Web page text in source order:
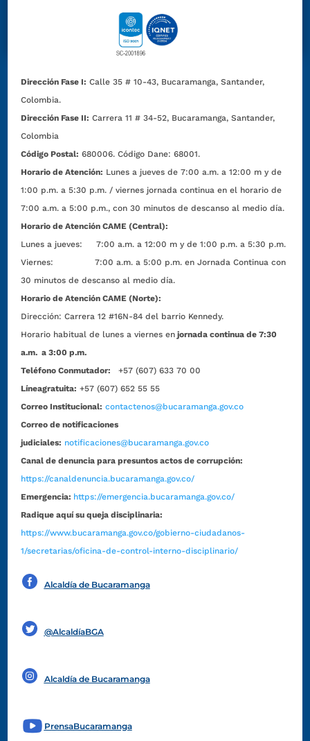
Dirección Fase I: Calle 35 # 10-43, Bucaramanga, Santander,
Colombia.
Dirección Fase II: Carrera 11 # 34-52, Bucaramanga, Santander,
Colombia
Código Postal: 680006. Código Dane: 68001.
Horario de Atención: Lunes a jueves de 7:00 a.m. a 12:00 m y de
1:00 p.m. a 5:30 p.m. / viernes jornada continua en el horario de
7:00 a.m. a 5:00 p.m., con 30 minutos de descanso al medio día.
Horario de Atención CAME (Central):
Lunes a jueves: 7:00 a.m. a 12:00 m y de 1:00 p.m. a 5:30 p.m.
Viernes: 7:00 a.m. a 5:00 p.m. en Jornada Continua con
30 minutos de descanso al medio día.
Horario de Atención CAME (Norte):
Dirección:Carrera 12 #16N-84 del barrio Kennedy.
Horario habitual de lunes a viernes en jornada continua de 7:30
a.m. a 3:00 p.m.
Teléfono Conmutador:
+57 (607) 633 70 00
Líneagratuita: +57 (607) 652 55 55
Correo Institucional: contactenos@bucaramanga.gov.co
Correo de notificaciones
judiciales: notificaciones@bucaramanga.gov.co
Canal de denuncia para presuntos actos de corrupción:
https://canaldenuncia.bucaramanga.gov.co/
Emergencia: https://emergencia.bucaramanga.gov.co/
Radique aquí su queja disciplinaria:
https://www.bucaramanga.gov.co/gobierno-ciudadanos-
1/secretarias/oficina-de-control-interno-disciplinario/
Alcaldía de Bucaramanga
@AlcaldíaBGA
Alcaldía de Bucaramanga
PrensaBucaramanga